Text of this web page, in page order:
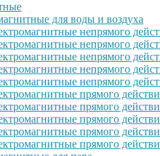
для воды и воздуха
непрямого
непрямого
непрямого
непрямого
непрямого
прямого
прямого
прямого
прямого
прямого